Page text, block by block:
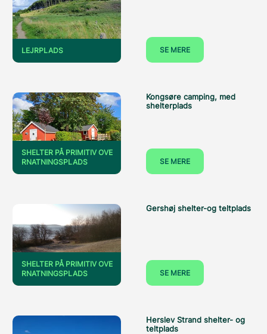
LEJRPLADS SE MERE
SHELTER PÅ PRIMITIV OVE
RNATNINGSPLADS
Kongsøre camping, med
shelterplads
SE MERE
SHELTER PÅ PRIMITIV OVE
RNATNINGSPLADS
Gershøj shelter-og teltplads
SE MERE
Herslev Strand shelter- og
teltplads